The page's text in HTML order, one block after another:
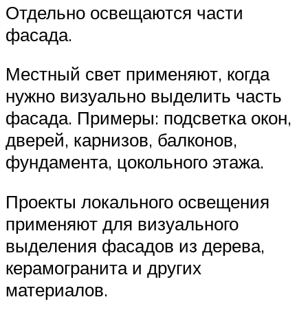
Отдельно освещаются части
фасада.
Местный свет применяют, когда
нужно визуально выделить часть
фасада. Примеры: подсветка окон,
дверей, карнизов, балконов,
фундамента, цокольного этажа.
Проекты локального освещения
применяют для визуального
выделения фасадов из дерева,
керамогранита и других
материалов.